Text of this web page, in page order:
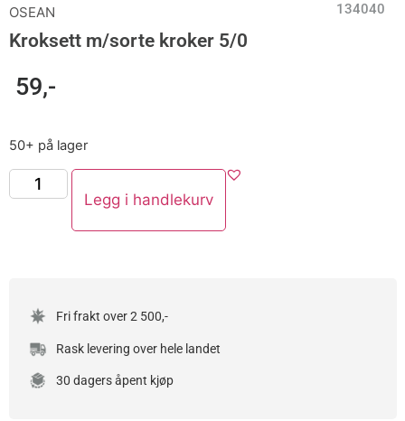
OSEAN 134040
Kroksett m/sorte kroker 5/0
59,-
50+ på lager
Legg i handlekurv
Fri frakt over 2 500,-
Rask levering over hele landet
30 dagers åpent kjøp